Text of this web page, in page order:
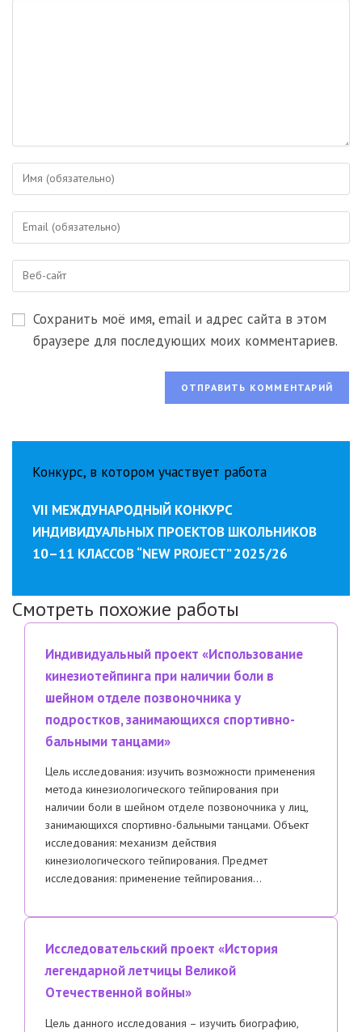
Введите
или
имя
пользователя,
чтобы
прокомментировать
Введите
адрес,
чтобы
Введите
веб-
сайта
Сохранить моё имя, email и адрес сайта в этом
браузере для последующих моих комментариев.
Конкурс, в котором участвует работа
VII МЕЖДУНАРОДНЫЙ КОНКУРС
ИНДИВИДУАЛЬНЫХ ПРОЕКТОВ ШКОЛЬНИКОВ
10–11 КЛАССОВ “NEW PROJECT” 2025/26
Смотреть похожие работы
Индивидуальный проект «Использование
кинезиотейпинга при наличии боли в
шейном отделе позвоночника у
подростков, занимающихся спортивно-
бальными танцами»
Цель исследования: изучить возможности применения
метода кинезиологического тейпирования при
наличии боли в шейном отделе позвоночника у лиц,
занимающихся спортивно-бальными танцами. Объект
исследования: механизм действия
кинезиологического тейпирования. Предмет
исследования: применение тейпирования…
Исследовательский проект «История
легендарной летчицы Великой
Отечественной войны»
Цель данного исследования – изучить биографию,